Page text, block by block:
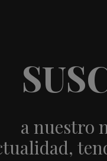
a nuestro